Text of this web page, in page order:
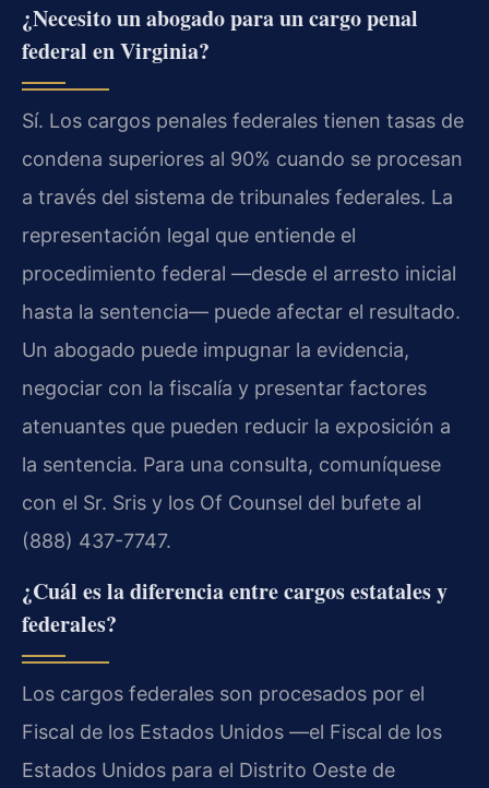
¿Necesito un abogado para un cargo penal
federal en Virginia?
Sí. Los cargos penales federales tienen tasas de
condena superiores al 90% cuando se procesan
a través del sistema de tribunales federales. La
representación legal que entiende el
procedimiento federal —desde el arresto inicial
hasta la sentencia— puede afectar el resultado.
Un abogado puede impugnar la evidencia,
negociar con la fiscalía y presentar factores
atenuantes que pueden reducir la exposición a
la sentencia. Para una consulta, comuníquese
con el Sr. Sris y los Of Counsel del bufete al
(888) 437-7747.
¿Cuál es la diferencia entre cargos estatales y
federales?
Los cargos federales son procesados por el
Fiscal de los Estados Unidos —el Fiscal de los
Estados Unidos para el Distrito Oeste de